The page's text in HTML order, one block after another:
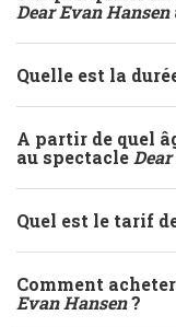
Dear Evan Hansen
Quelle est la
A partir de quel
au spectacle
Quel est le tarif
Comment
Evan Hansen?